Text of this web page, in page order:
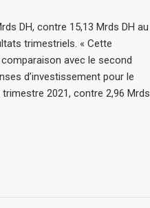
DH, contre 15,13 Mrds DH au
trimestriels. « Cette
avec le second
d’investissement pour le
2021, contre 2,96 Mrds